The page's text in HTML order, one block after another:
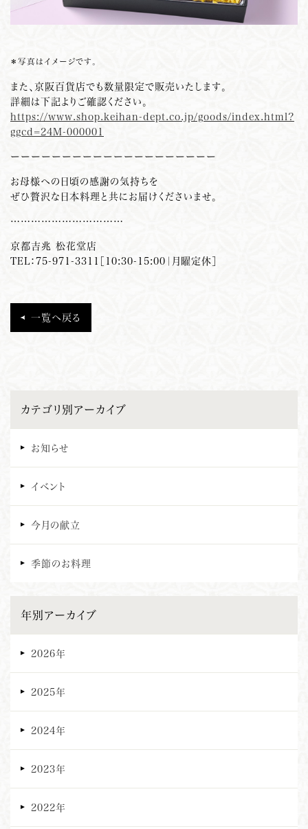
＊写真はイメージです。
また、京阪百貨店でも数量限定で販売いたします。
詳細は下記よりご確認ください。
https://www.shop.keihan-dept.co.jp/goods/index.html?
ggcd=24M-000001
ーーーーーーーーーーーーーーーーーーーー
お母様への日頃の感謝の気持ちを
ぜひ贅沢な日本料理と共にお届けくださいませ。
……………………………
京都吉兆 松花堂店
TEL：75-971-3311［10:30-15:00｜月曜定休］
一覧へ戻る
カテゴリ別アーカイブ
お知らせ
イベント
今月の献立
季節のお料理
年別アーカイブ
2026年
2025年
2024年
2023年
2022年